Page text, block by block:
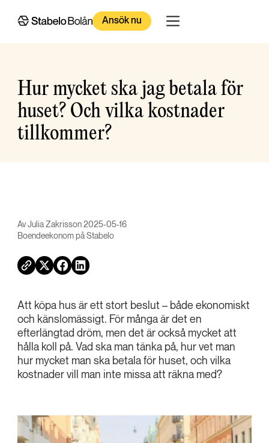
Ansök nu
Hur mycket ska jag betala för
huset? Och vilka kostnader
tillkommer?
Av Julia Zakrisson 2025-05-16
Boendeekonom på Stabelo
Att köpa hus är ett stort beslut – både ekonomiskt
och känslomässigt. För många är det en
efterlängtad dröm, men det är också mycket att
hålla koll på. Vad ska man tänka på, hur vet man
hur mycket man ska betala för huset, och vilka
kostnader vill man inte missa att räkna med?